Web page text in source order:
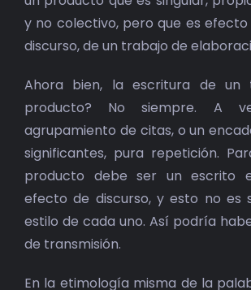
y no colectivo, pero que es
discurso, de un trabajo de
Ahora bien, la escritura de un
producto? No siempre. A
agrupamiento de citas, o un
significantes, pura repetición.
producto debe ser un escrito
efecto de discurso, y esto no es
estilo de cada uno. Así podría
de transmisión.
En la etimología misma de la